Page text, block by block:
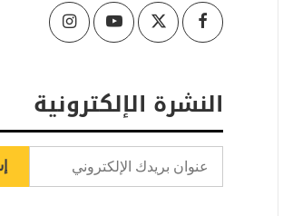
Facebook
Twitter
Youtube
Instagram
النشرة الإلكترونية